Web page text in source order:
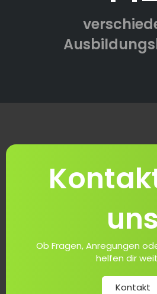
uns
Ob Fragen, Anregungen
helfen dir
Kontakt